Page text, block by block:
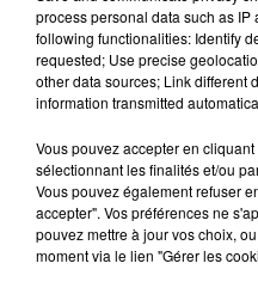
robinets
Tags
process personal data such as
following functionalities: Identify
requested; Use precise
other data sources; Link different
information transmitted
Vous pouvez accepter en
sélectionnant les finalités et/ou
Vous pouvez également refuser
accepter". Vos préférences ne
pouvez mettre à jour vos choix,
moment via le lien "Gérer les